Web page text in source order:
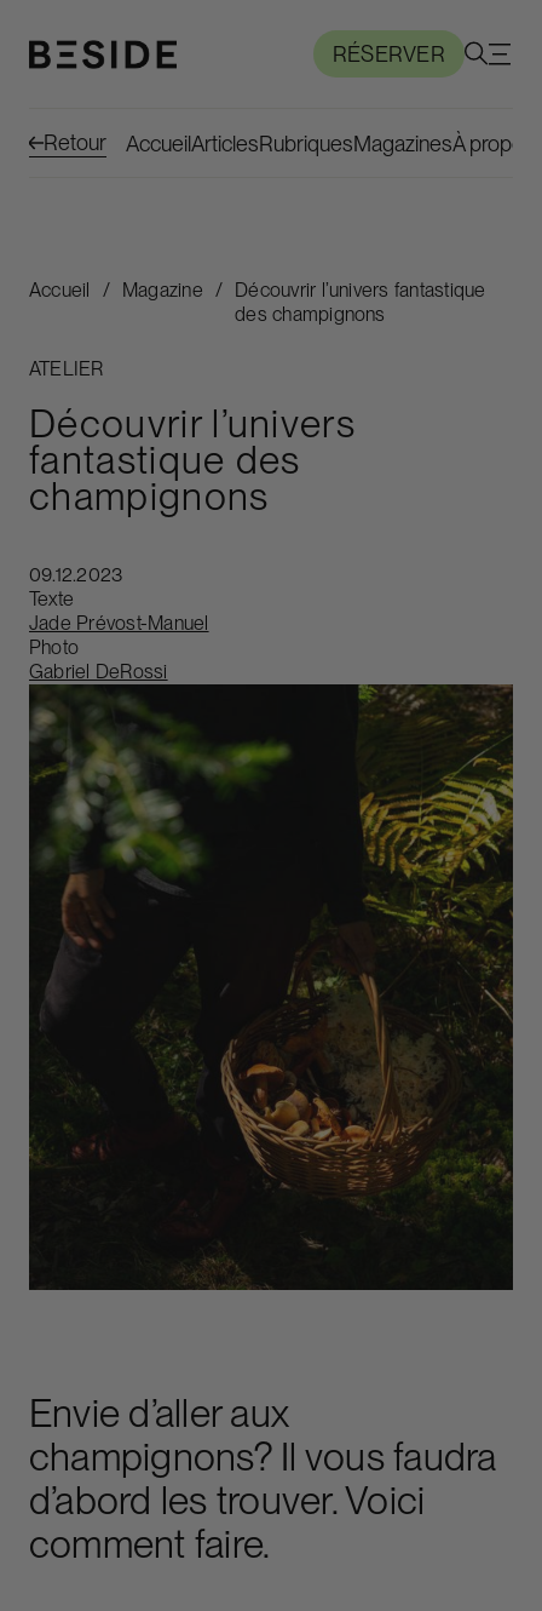
RÉSERVER
Retour AccueilArticlesRubriquesMagazinesÀ propos
Accueil / Magazine / Découvrir l’univers fantastique
des champignons
ATELIER
Découvrir l’univers
fantastique des
champignons
09.12.2023
Texte
Jade Prévost-Manuel
Photo
Gabriel DeRossi
Envie d’aller aux
champignons? Il vous faudra
d’abord les trouver. Voici
comment faire.